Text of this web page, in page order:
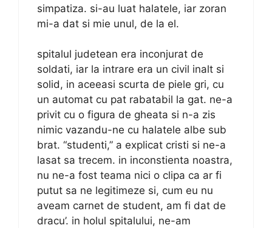
simpatiza. si-au luat halatele, iar zoran
mi-a dat si mie unul, de la el.
spitalul judetean era inconjurat de
soldati, iar la intrare era un civil inalt si
solid, in aceeasi scurta de piele gri, cu
un automat cu pat rabatabil la gat. ne-a
privit cu o figura de gheata si n-a zis
nimic vazandu-ne cu halatele albe sub
brat. “studenti,” a explicat cristi si ne-a
lasat sa trecem. in inconstienta noastra,
nu ne-a fost teama nici o clipa ca ar fi
putut sa ne legitimeze si, cum eu nu
aveam carnet de student, am fi dat de
dracu’. in holul spitalului, ne-am